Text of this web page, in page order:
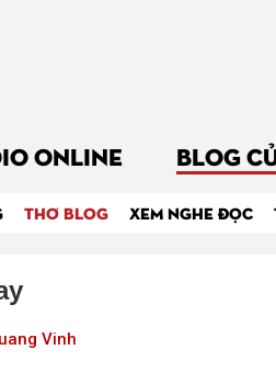
ONLINE BLOG
THƠ BLOG XEM NGHE ĐỌC
Vinh